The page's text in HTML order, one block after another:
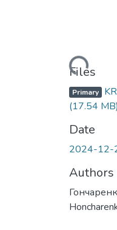
Loading...
Files
Primary
(17.54 MB)
Date
2024-12-
Authors